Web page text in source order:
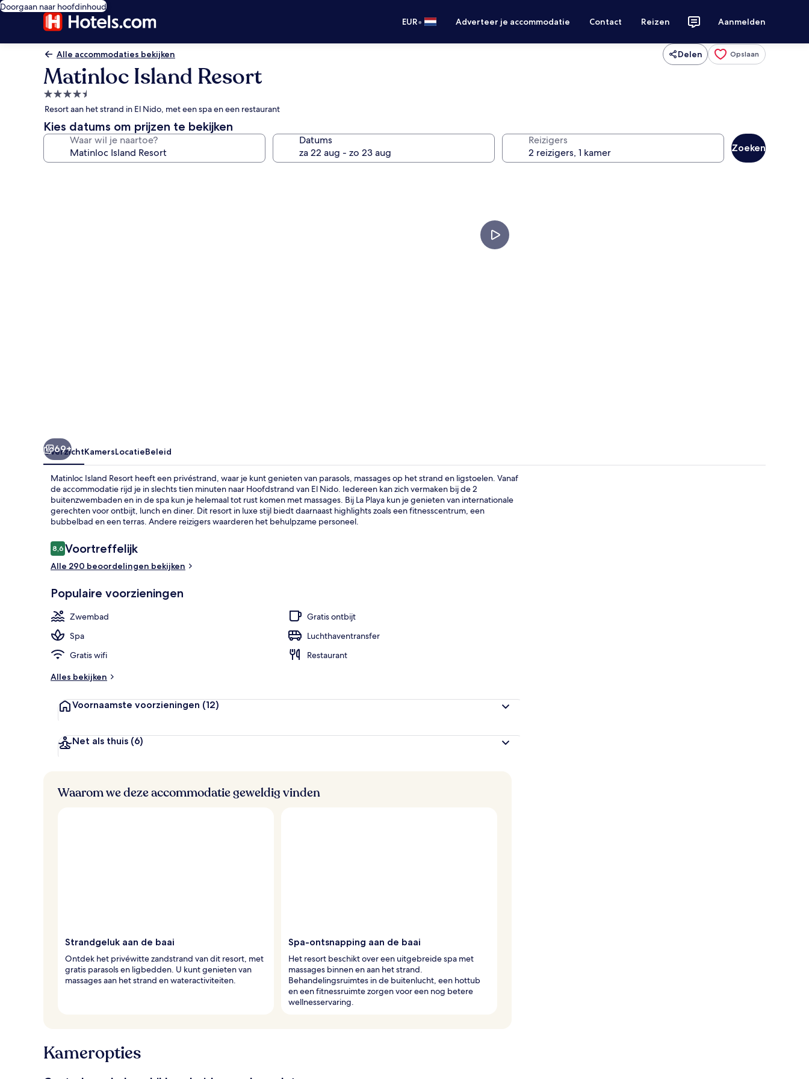
Doorgaan naar hoofdinhoud
EUR• Adverteer je accommodatie Contact Reizen Aanmelden
Alle accommodaties bekijken Delen Opslaan
Matinloc Island Resort
4.5-
sterrenaccommodatie
Resort aan het strand in El Nido, met een spa en een restaurant
Kies datums om prijzen te bekijken
Waar wil je naartoe? Datums Reizigers
Zoeken
69+
OverzichtKamersLocatieBeleid
Matinloc Island Resort heeft een privéstrand, waar je kunt genieten van parasols, massages op het strand en ligstoelen. Vanaf
de accommodatie rijd je in slechts tien minuten naar Hoofdstrand van El Nido. Iedereen kan zich vermaken bij de 2
buitenzwembaden en in de spa kun je helemaal tot rust komen met massages. Bij La Playa kun je genieten van internationale
gerechten voor ontbijt, lunch en diner. Dit resort in luxe stijl biedt daarnaast highlights zoals een fitnesscentrum, een
bubbelbad en een terras. Andere reizigers waarderen het behulpzame personeel.
Beoordelingen
8,68,6 op 10 –
Voortreffelijk
Alle 290 beoordelingen bekijken
Populaire voorzieningen
Zwembad
Gratis ontbijt
Spa
Luchthaventransfer
Gratis wifi
Restaurant
Alles bekijken
Voornaamste voorzieningen (12)
Net als thuis (6)
Waarom we deze accommodatie geweldig vinden
Strandgeluk aan de baai
Ontdek het privéwitte zandstrand van dit resort, met
gratis parasols en ligbedden. U kunt genieten van
massages aan het strand en wateractiviteiten.
Spa-ontsnapping aan de baai
Het resort beschikt over een uitgebreide spa met
massages binnen en aan het strand.
Behandelingsruimtes in de buitenlucht, een hottub
en een fitnessruimte zorgen voor een nog betere
wellnesservaring.
Kameropties